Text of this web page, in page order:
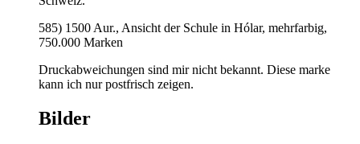
585) 1500 Aur., Ansicht der Schule in Hólar, mehrfarbig,
750.000 Marken
Druckabweichungen sind mir nicht bekannt. Diese marke
kann ich nur postfrisch zeigen.
Bilder